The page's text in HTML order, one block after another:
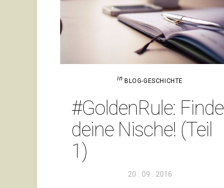
in BLOG-GESCHICHTE
#Gol­den­Rule: Finde
deine Nische! (Teil
1)
Veröffentlicht
20 . 09 . 2016